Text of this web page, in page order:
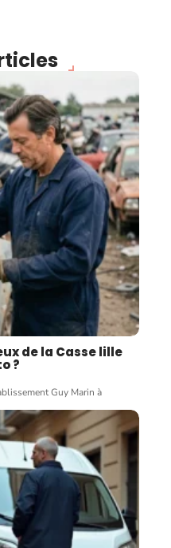
de la Casse lille
?
Guy Marin à